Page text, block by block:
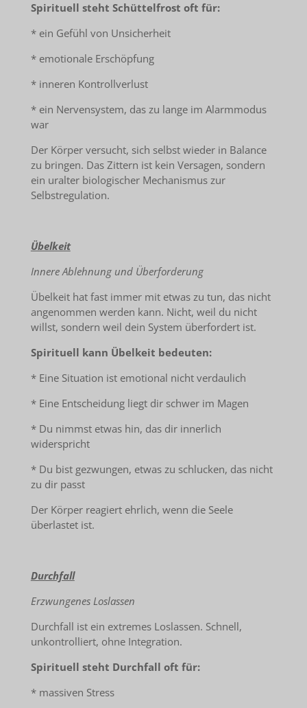
Spirituell steht Schüttelfrost oft für:
* ein Gefühl von Unsicherheit
* emotionale Erschöpfung
* inneren Kontrollverlust
* ein Nervensystem, das zu lange im Alarmmodus
war
Der Körper versucht, sich selbst wieder in Balance
zu bringen. Das Zittern ist kein Versagen, sondern
ein uralter biologischer Mechanismus zur
Selbstregulation.
Übelkeit
Innere Ablehnung und Überforderung
Übelkeit hat fast immer mit etwas zu tun, das nicht
angenommen werden kann. Nicht, weil du nicht
willst, sondern weil dein System überfordert ist.
Spirituell kann Übelkeit bedeuten:
* Eine Situation ist emotional nicht verdaulich
* Eine Entscheidung liegt dir schwer im Magen
* Du nimmst etwas hin, das dir innerlich
widerspricht
* Du bist gezwungen, etwas zu schlucken, das nicht
zu dir passt
Der Körper reagiert ehrlich, wenn die Seele
überlastet ist.
Durchfall
Erzwungenes Loslassen
Durchfall ist ein extremes Loslassen. Schnell,
unkontrolliert, ohne Integration.
Spirituell steht Durchfall oft für:
* massiven Stress